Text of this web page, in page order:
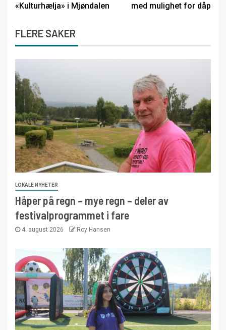
«Kulturhælja» i Mjøndalen
med mulighet for dåp
FLERE SAKER
LOKALE NYHETER
Håper på regn – mye regn – deler av
festivalprogrammet i fare
4. august 2026 Roy Hansen